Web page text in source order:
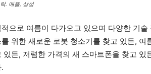
. 애플, 삼성
적으로 여름이 다가오고 있으며 다양한 기
를 위한 새로운 로봇 청소기를 찾고 있든,
있든, 저렴한 가격의 새 스마트폰을 찾고